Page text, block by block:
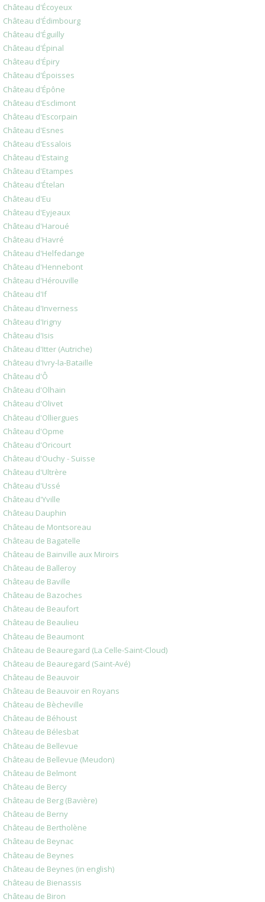
Château d'Écoyeux
Château d'Édimbourg
Château d'Éguilly
Château d'Épinal
Château d'Épiry
Château d'Époisses
Château d'Épône
Château d'Esclimont
Château d'Escorpain
Château d'Esnes
Château d'Essalois
Château d'Estaing
Château d'Etampes
Château d'Ételan
Château d'Eu
Château d'Eyjeaux
Château d'Haroué
Château d'Havré
Château d'Helfedange
Château d'Hennebont
Château d'Hérouville
Château d'If
Château d'Inverness
Château d'Irigny
Château d'Isis
Château d'Itter (Autriche)
Château d'Ivry-la-Bataille
Château d'Ô
Château d'Olhain
Château d'Olivet
Château d'Olliergues
Château d'Opme
Château d'Oricourt
Château d'Ouchy - Suisse
Château d'Ultrère
Château d'Ussé
Château d'Yville
Château Dauphin
Château de Montsoreau
Château de Bagatelle
Château de Bainville aux Miroirs
Château de Balleroy
Château de Baville
Château de Bazoches
Château de Beaufort
Château de Beaulieu
Château de Beaumont
Château de Beauregard (La Celle-Saint-Cloud)
Château de Beauregard (Saint-Avé)
Château de Beauvoir
Château de Beauvoir en Royans
Château de Bècheville
Château de Béhoust
Château de Bélesbat
Château de Bellevue
Château de Bellevue (Meudon)
Château de Belmont
Château de Bercy
Château de Berg (Bavière)
Château de Berny
Château de Bertholène
Château de Beynac
Château de Beynes
Château de Beynes (in english)
Château de Bienassis
Château de Biron